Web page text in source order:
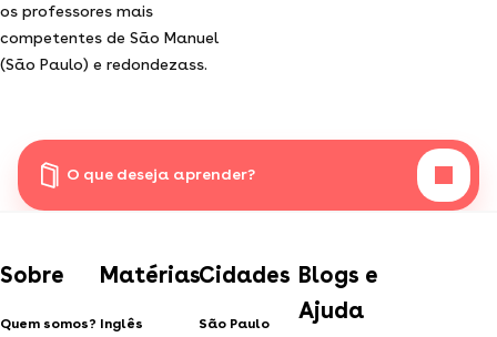
os professores mais
competentes de São Manuel
(São Paulo) e redondezass.
O que deseja aprender?
Sobre
Quem somos?
Matérias
Inglês
Cidades
São Paulo
Blogs e
Ajuda